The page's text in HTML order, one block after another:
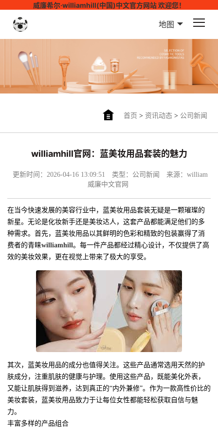
威廉希尔·williamhill(中国)中文官方网站 欢迎您！
地图
首页 > 资讯动态> 公司新闻
williamhill官网：蓝美妆用品套装的魅力
更新时间：2026-04-16 13:09:51 类型：公司新闻
来源：william
威廉中文官网
在当今快速发展的美容行业中，蓝美妆用品套装无疑是一颗璀璨的
新星。无论是化妆新手还是美妆达人，这套产品都能满足他们的多
种需求。首先，蓝美妆用品以其鲜明的色彩和精致的包装赢得了消
费者的青睐williamhill。每一件产品都经过精心设计，不仅提供了高
效的美妆效果，更在视觉上带来了极大的享受。
其次，蓝美妆用品的成分也值得关注。这些产品通常选用天然的护
肤成分，注重肌肤的健康与护理。使用这些产品，既能美化外表，
又能让肌肤得到滋养，达到真正的“内外兼修”。作为一款高性价比的
美妆套装，蓝美妆用品致力于让每位女性都能轻松获取自信与魅
力。
丰富多样的产品组合